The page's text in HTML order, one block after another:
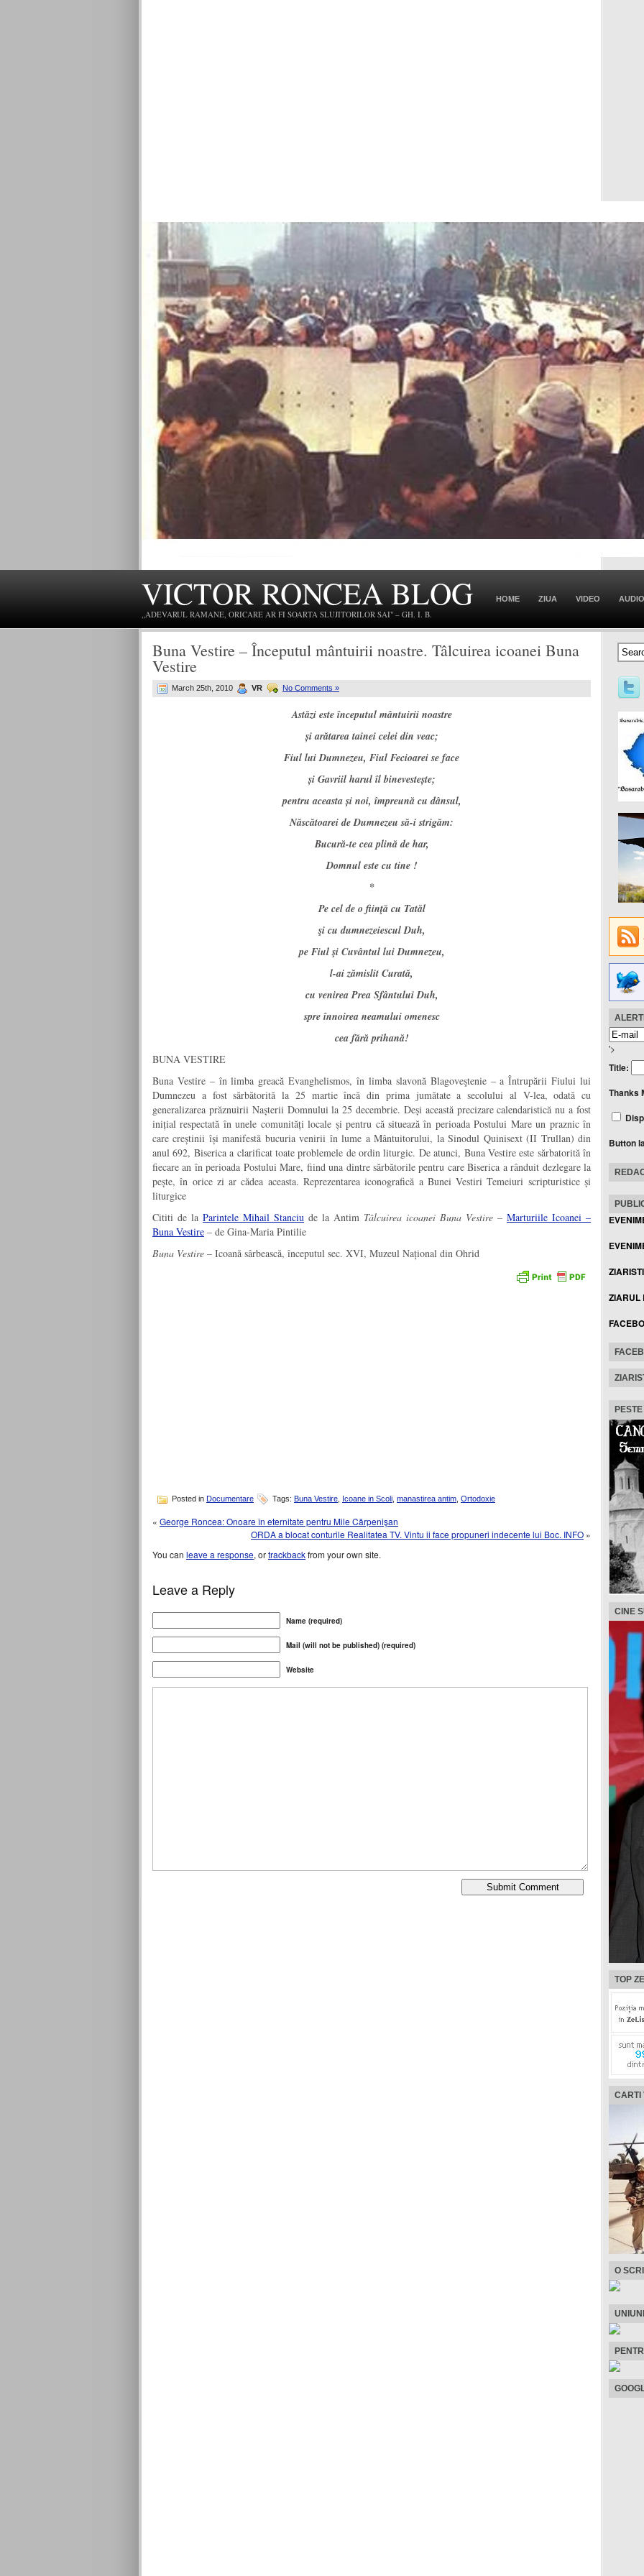
VICTOR RONCEA BLOG
„ADEVARUL RAMANE, ORICARE AR FI SOARTA SLUJITORILOR SAI" – GH. I. B.
HOME ZIUA VIDEO AUDIO
Buna Vestire – Începutul mântuirii noastre. Tâlcuirea icoanei Buna
Vestire
March 25th, 2010 VR No Comments »
Astăzi este începutul mântuirii noastre
și arătarea tainei celei din veac;
Fiul lui Dumnezeu, Fiul Fecioarei se face
și Gavriil harul îl binevestește;
pentru aceasta și noi, împreună cu dânsul,
Născătoarei de Dumnezeu să-i strigăm:
Bucură-te cea plină de har,
Domnul este cu tine !
*
Pe cel de o fiinţă cu Tatăl
şi cu dumnezeiescul Duh,
pe Fiul şi Cuvântul lui Dumnezeu,
l-ai zămislit Curată,
cu venirea Prea Sfântului Duh,
spre înnoirea neamului omenesc
cea fără prihană!
BUNA VESTIRE
Buna Vestire – în limba greacă Evanghelismos, în limba slavonă Blagoveştenie – a Întrupării Fiului lui
Dumnezeu a fost sărbătorită la 25 martie încă din prima jumătate a secolului al V-lea, odată cu
generalizarea prăznuirii Nașterii Domnului la 25 decembrie. Deși această precizare calendaristică nu a fost
inițial respectată în unele comunități locale și pentru că situează în perioada Postului Mare un praznic în
care creștinii își manifestă bucuria venirii în lume a Mântuitorului, la Sinodul Quinisext (II Trullan) din
anul 692, Biserica a clarificat toate problemele de ordin liturgic. De atunci, Buna Vestire este sărbatorită în
fiecare an în perioada Postului Mare, fiind una dintre sărbătorile pentru care Biserica a rânduit dezlegare la
pește, în orice zi ar cădea aceasta. Reprezentarea iconografică a Bunei Vestiri Temeiuri scripturistice și
liturgice
Cititi de la Parintele Mihail Stanciu de la Antim Tâlcuirea icoanei Buna Vestire – Marturiile Icoanei –
Buna Vestire – de Gina-Maria Pintilie
Buna Vestire – Icoană sârbească, începutul sec. XVI, Muzeul Național din Ohrid
Posted in Documentare Tags: Buna Vestire Icoane in Scoli manastirea antim Ortodoxie
« George Roncea: Onoare în eternitate pentru Mile Cărpenişan
ORDA a blocat conturile Realitatea TV. Vintu ii face propuneri indecente lui Boc. INFO »
You can leave a response, ortrackbackfrom your own site.
Leave a Reply
Name (required)
Mail (will not be published) (required)
Website
'>
Title:
Thanks
Button
ZIARUL
CINE
TOP
CARTI
O